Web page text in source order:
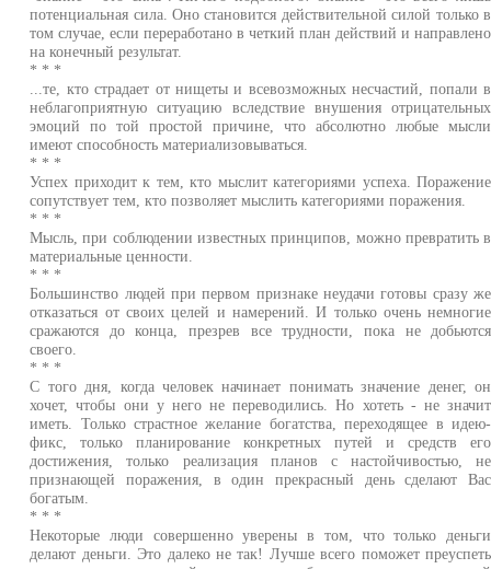
потенциальная сила. Оно становится действительной силой только в
том случае, если переработано в четкий план действий и направлено
на конечный результат.
* * *
...те, кто страдает от нищеты и всевозможных несчастий, попали в
неблагоприятную ситуацию вследствие внушения отрицательных
эмоций по той простой причине, что абсолютно любые мысли
имеют способность материализовываться.
* * *
Успех приходит к тем, кто мыслит категориями успеха. Поражение
сопутствует тем, кто позволяет мыслить категориями поражения.
* * *
Мысль, при соблюдении известных принципов, можно превратить в
материальные ценности.
* * *
Большинство людей при первом признаке неудачи готовы сразу же
отказаться от своих целей и намерений. И только очень немногие
сражаются до конца, презрев все трудности, пока не добьются
своего.
* * *
С того дня, когда человек начинает понимать значение денег, он
хочет, чтобы они у него не переводились. Но хотеть - не значит
иметь. Только страстное желание богатства, переходящее в идею-
фикс, только планирование конкретных путей и средств его
достижения, только реализация планов с настойчивостью, не
признающей поражения, в один прекрасный день сделают Вас
богатым.
* * *
Некоторые люди совершенно уверены в том, что только деньги
делают деньги. Это далеко не так! Лучше всего поможет преуспеть